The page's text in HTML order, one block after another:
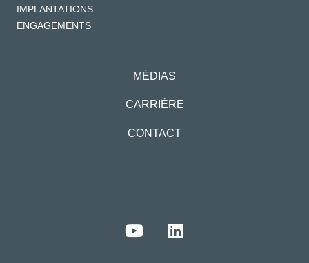
IMPLANTATIONS
ENGAGEMENTS
MÉDIAS
CARRIÈRE
CONTACT